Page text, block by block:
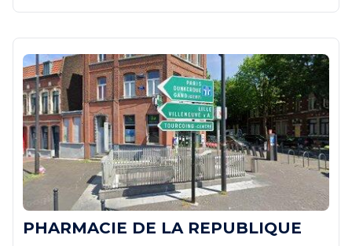
PHARMACIE DE LA REPUBLIQUE